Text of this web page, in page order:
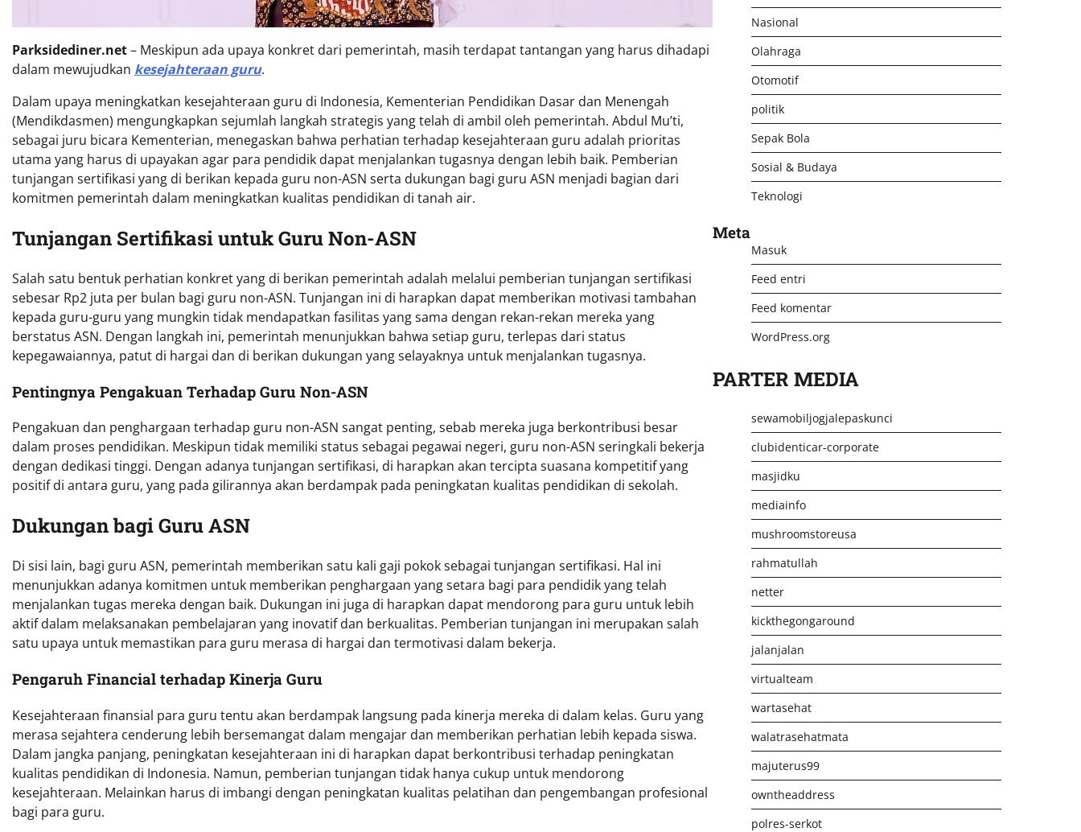
Parksidediner.net– Meskipun ada upaya konkret dari pemerintah, masih terdapat tantangan yang harus dihadapi
dalam mewujudkan kesejahteraan guru.
Dalam upaya meningkatkan kesejahteraan guru di Indonesia, Kementerian Pendidikan Dasar dan Menengah
(Mendikdasmen) mengungkapkan sejumlah langkah strategis yang telah di ambil oleh pemerintah. Abdul Mu’ti,
sebagai juru bicara Kementerian, menegaskan bahwa perhatian terhadap kesejahteraan guru adalah prioritas
utama yang harus di upayakan agar para pendidik dapat menjalankan tugasnya dengan lebih baik. Pemberian
tunjangan sertifikasi yang di berikan kepada guru non-ASN serta dukungan bagi guru ASN menjadi bagian dari
komitmen pemerintah dalam meningkatkan kualitas pendidikan di tanah air.
Tunjangan Sertifikasi untuk Guru Non-ASN
Salah satu bentuk perhatian konkret yang di berikan pemerintah adalah melalui pemberian tunjangan sertifikasi
sebesar Rp2 juta per bulan bagi guru non-ASN. Tunjangan ini di harapkan dapat memberikan motivasi tambahan
kepada guru-guru yang mungkin tidak mendapatkan fasilitas yang sama dengan rekan-rekan mereka yang
berstatus ASN. Dengan langkah ini, pemerintah menunjukkan bahwa setiap guru, terlepas dari status
kepegawaiannya, patut di hargai dan di berikan dukungan yang selayaknya untuk menjalankan tugasnya.
Pentingnya Pengakuan Terhadap Guru Non-ASN
Pengakuan dan penghargaan terhadap guru non-ASN sangat penting, sebab mereka juga berkontribusi besar
dalam proses pendidikan. Meskipun tidak memiliki status sebagai pegawai negeri, guru non-ASN seringkali bekerja
dengan dedikasi tinggi. Dengan adanya tunjangan sertifikasi, di harapkan akan tercipta suasana kompetitif yang
positif di antara guru, yang pada gilirannya akan berdampak pada peningkatan kualitas pendidikan di sekolah.
Dukungan bagi Guru ASN
Di sisi lain, bagi guru ASN, pemerintah memberikan satu kali gaji pokok sebagai tunjangan sertifikasi. Hal ini
menunjukkan adanya komitmen untuk memberikan penghargaan yang setara bagi para pendidik yang telah
menjalankan tugas mereka dengan baik. Dukungan ini juga di harapkan dapat mendorong para guru untuk lebih
aktif dalam melaksanakan pembelajaran yang inovatif dan berkualitas. Pemberian tunjangan ini merupakan salah
satu upaya untuk memastikan para guru merasa di hargai dan termotivasi dalam bekerja.
Pengaruh Financial terhadap Kinerja Guru
Kesejahteraan finansial para guru tentu akan berdampak langsung pada kinerja mereka di dalam kelas. Guru yang
merasa sejahtera cenderung lebih bersemangat dalam mengajar dan memberikan perhatian lebih kepada siswa.
Dalam jangka panjang, peningkatan kesejahteraan ini di harapkan dapat berkontribusi terhadap peningkatan
kualitas pendidikan di Indonesia. Namun, pemberian tunjangan tidak hanya cukup untuk mendorong
kesejahteraan. Melainkan harus di imbangi dengan peningkatan kualitas pelatihan dan pengembangan profesional
bagi para guru.
Nasional
Olahraga
Otomotif
politik
Sepak Bola
Sosial & Budaya
Teknologi
Meta
Masuk
Feed entri
Feed komentar
WordPress.org
PARTER MEDIA
sewamobiljogjalepaskunci
clubidenticar-corporate
masjidku
mediainfo
mushroomstoreusa
rahmatullah
netter
kickthegongaround
jalanjalan
virtualteam
wartasehat
walatrasehatmata
majuterus99
owntheaddress
polres-serkot